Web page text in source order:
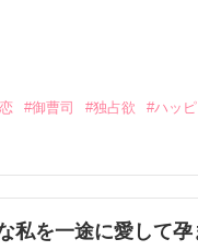
#御曹司 #独占欲 #ハッ
私を一途に愛して